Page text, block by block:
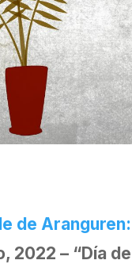
de Aranguren:
2022 – “Día